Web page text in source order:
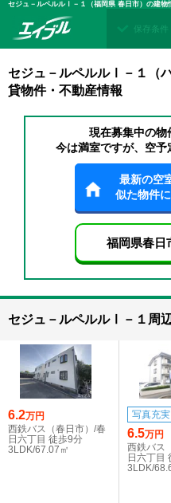
セジュ－ルペルルⅠ－１（福岡県 春日市）の建物
保存条件
セジュ－ルペルルⅠ－１（
貸物件・不動産情報
現在募集中の物
今は満室ですが、空予
最新の空
似た物件
福岡県春日
セジュ－ルペルルⅠ－１周
6.2万円
西鉄バス（春日市）/春
日六丁目 徒歩9分
3LDK/67.07㎡
写真充実
6.5万円
西鉄バス
日六丁目
3LDK/